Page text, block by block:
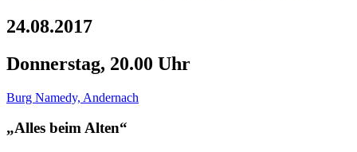
24.08.2017
Donnerstag, 20.00 Uhr
Burg Namedy, Andernach
„Alles beim Alten“